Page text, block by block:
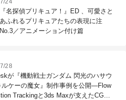
24
名探偵プリキュア！』ED 、可愛さと
ふれるプリキュアたちの表現に注
／アニメーション付け篇
28
が『機動戦士ガンダム 閃光のハサウ
ルケーの魔女』制作事例を公開―Flow
Trackingと3ds Maxが支えたCG制